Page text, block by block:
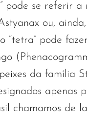
pode se referir a
ou,
“tetra” pode
da família
apenas
chamamos de